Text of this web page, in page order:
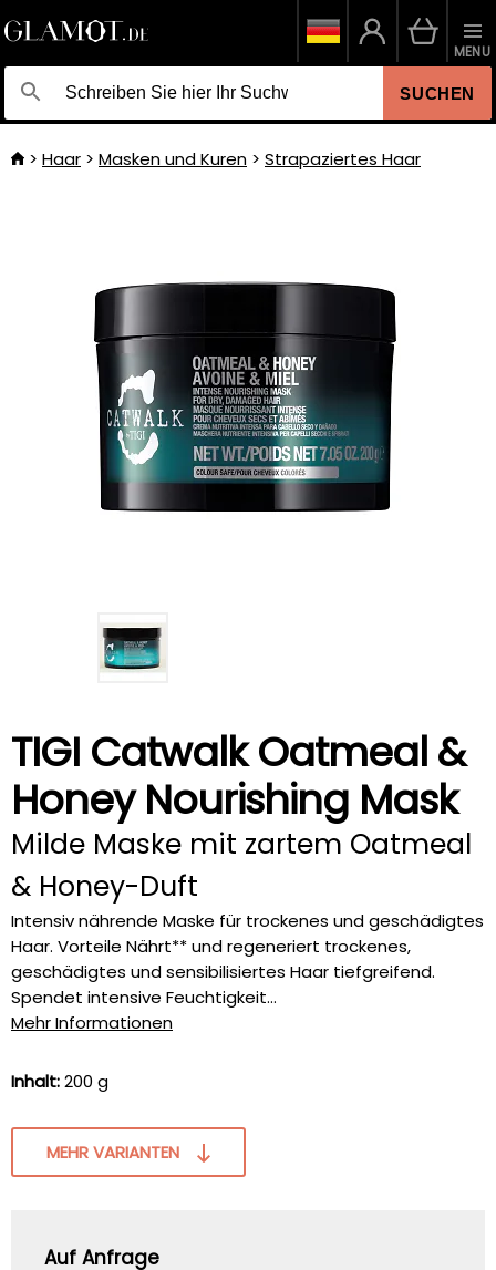
SUCHEN
MENU
Haar Masken und Kuren Strapaziertes Haar
TIGI Catwalk Oatmeal &
Honey Nourishing Mask
Milde Maske mit zartem Oatmeal
& Honey-Duft
Intensiv nährende Maske für trockenes und geschädigtes
Haar. Vorteile Nährt** und regeneriert trockenes,
geschädigtes und sensibilisiertes Haar tiefgreifend.
Spendet intensive Feuchtigkeit...
Mehr Informationen
Inhalt:200 g
MEHR VARIANTEN
Auf Anfrage